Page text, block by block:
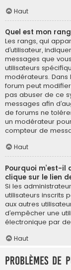
Haut
Quel est mon
Les rangs, qui
d’utilisateur,
messages que
utilisateurs
modérateurs. Dans
forum peut
pas abuser de ce
messages afin
de forums ne
un modérateur
compteur de
Haut
Pourquoi m’est-il
clique sur le lien
Si les
utilisateurs inscrits
aux autres
d’empêcher une
électronique par
Haut
Problèmes de